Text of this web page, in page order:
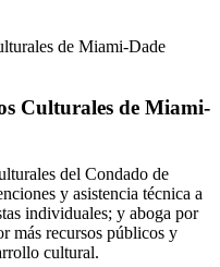
Culturales de Miami-
del Condado de
y asistencia técnica a
individuales; y aboga por
más recursos públicos y
cultural.